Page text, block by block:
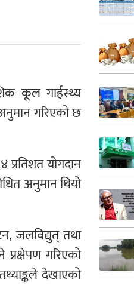
कूल गार्हस्थ्य
गरिएको छ
प्रतिशत योगदान
अनुमान थियो
जलविद्युत् तथा
गरिएको
देखाएको